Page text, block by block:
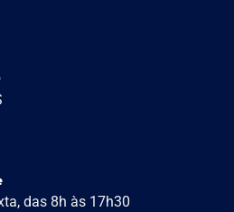
das 8h às 17h30